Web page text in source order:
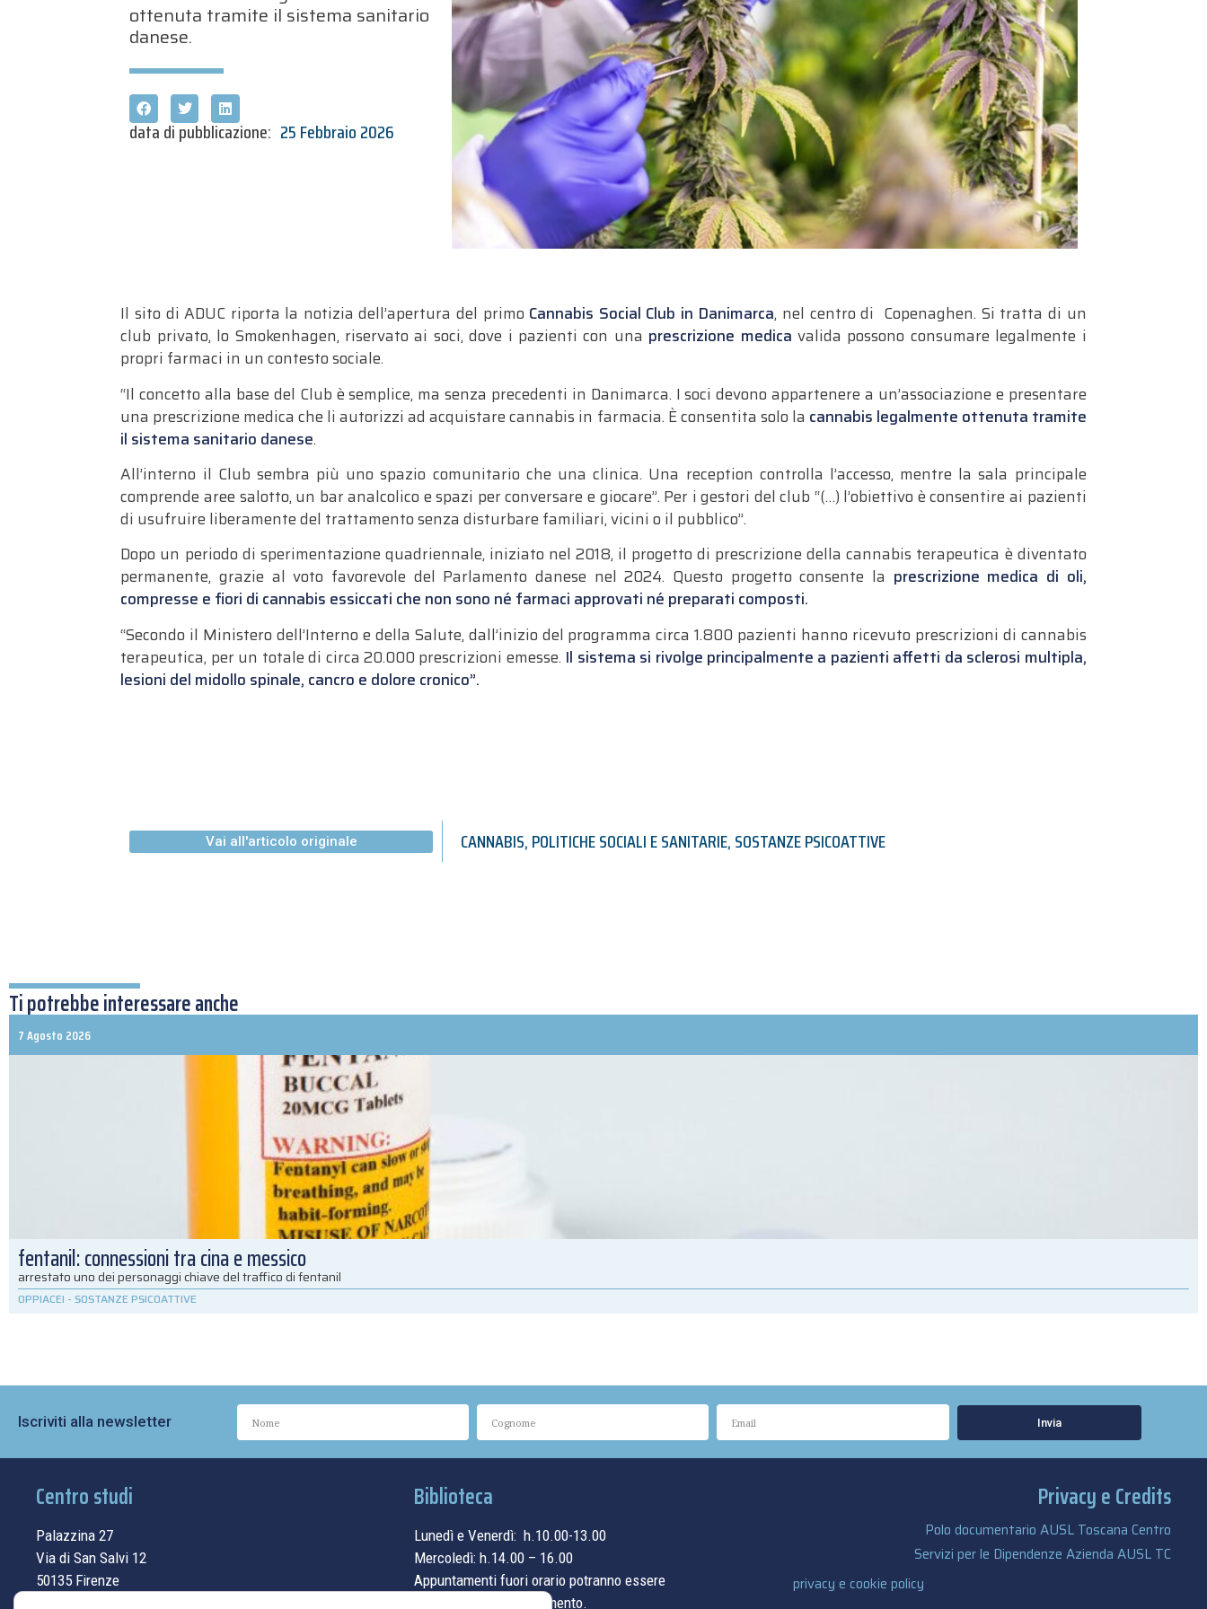
ottenuta tramite il sistema sanitario
danese.
data di pubblicazione: 25 Febbraio 2026
Il sito di ADUC riporta la notizia dell’apertura del primo Cannabis Social Club in Danimarca, nel centro di Copenaghen. Si tratta di un
club privato, lo Smokenhagen, riservato ai soci, dove i pazienti con una prescrizione medica valida possono consumare legalmente i
propri farmaci in un contesto sociale.
“Il concetto alla base del Club è semplice, ma senza precedenti in Danimarca. I soci devono appartenere a un’associazione e presentare
una prescrizione medica che li autorizzi ad acquistare cannabis in farmacia. È consentita solo la cannabis legalmente ottenuta tramite
il sistema sanitario danese.
All’interno il Club sembra più uno spazio comunitario che una clinica. Una reception controlla l’accesso, mentre la sala principale
comprende aree salotto, un bar analcolico e spazi per conversare e giocare”. Per i gestori del club “(…) l’obiettivo è consentire ai pazienti
di usufruire liberamente del trattamento senza disturbare familiari, vicini o il pubblico”.
Dopo un periodo di sperimentazione quadriennale, iniziato nel 2018, il progetto di prescrizione della cannabis terapeutica è diventato
permanente, grazie al voto favorevole del Parlamento danese nel 2024. Questo progetto consente la prescrizione medica di oli,
compresse e fiori di cannabis essiccati che non sono né farmaci approvati né preparati composti.
“Secondo il Ministero dell’Interno e della Salute, dall’inizio del programma circa 1.800 pazienti hanno ricevuto prescrizioni di cannabis
terapeutica, per un totale di circa 20.000 prescrizioni emesse. Il sistema si rivolge principalmente a pazienti affetti da sclerosi multipla,
lesioni del midollo spinale, cancro e dolore cronico”.
Vai all'articolo originale CANNABIS,POLITICHE SOCIALI E SANITARIE,SOSTANZE PSICOATTIVE
Ti potrebbe interessare anche
7 Agosto 2026
fentanil: connessioni tra cina e messico
arrestato uno dei personaggi chiave del traffico di fentanil
OPPIACEI - SOSTANZE PSICOATTIVE
Iscriviti alla newsletter Invia
Centro studi
Palazzina 27
Via di San Salvi 12
50135 Firenze
Biblioteca
Lunedì e Venerdì: h.10.00-13.00
Mercoledì: h.14.00 – 16.00
Appuntamenti fuori orario potranno essere
concordati su appuntamento.
Privacy e Credits
Polo documentario AUSL Toscana Centro
Servizi per le Dipendenze Azienda AUSL TC
privacy e cookie policy